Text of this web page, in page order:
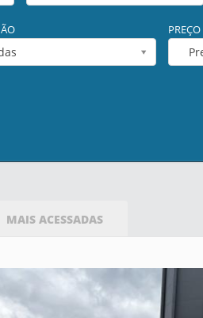
PREÇO
MAIS ACESSADAS